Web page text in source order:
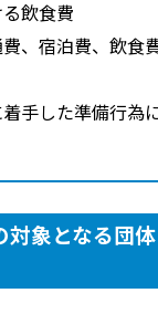
飲食費
、宿泊費、飲食
手した準備行為
対象となる団